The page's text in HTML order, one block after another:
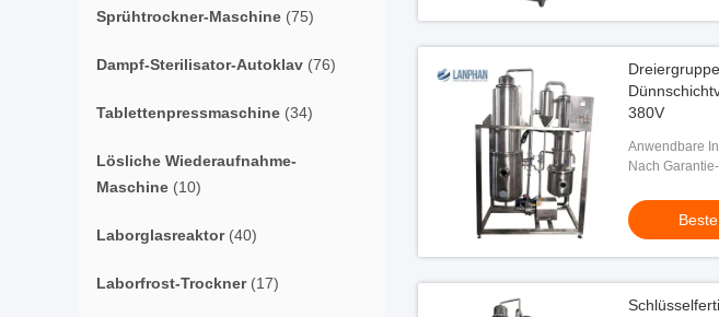
Sprühtrockner-Maschine (75)
Dampf-Sterilisator-Autoklav (76)
Tablettenpressmaschine (34)
Lösliche Wiederaufnahme-
Maschine (10)
Laborglasreaktor(40)
Laborfrost-Trockner(17)
380V
Anwendbare
Geschäfte,
u. Bergbau
Nach
Unterstützung